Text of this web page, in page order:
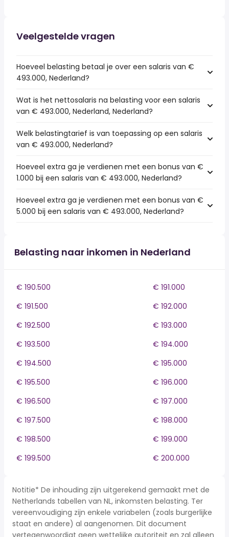
Veelgestelde vragen
Hoeveel belasting betaal je over een salaris van €
493.000, Nederland?
Wat is het nettosalaris na belasting voor een salaris
van € 493.000, Nederland, Nederland?
Welk belastingtarief is van toepassing op een salaris
van € 493.000, Nederland?
Hoeveel extra ga je verdienen met een bonus van €
1.000 bij een salaris van € 493.000, Nederland?
Hoeveel extra ga je verdienen met een bonus van €
5.000 bij een salaris van € 493.000, Nederland?
Belasting naar inkomen in Nederland
€ 190.500
€ 191.000
€ 191.500
€ 192.000
€ 192.500
€ 193.000
€ 193.500
€ 194.000
€ 194.500
€ 195.000
€ 195.500
€ 196.000
€ 196.500
€ 197.000
€ 197.500
€ 198.000
€ 198.500
€ 199.000
€ 199.500
€ 200.000
Notitie* De inhouding zijn uitgerekend gemaakt met de
Netherlands tabellen van NL, inkomsten belasting. Ter
vereenvoudiging zijn enkele variabelen (zoals burgerlijke
staat en andere) al aangenomen. Dit document
vertegenwoordigt geen wettelijke autoriteit en zal alleen